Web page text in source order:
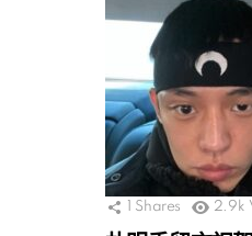
Shares 2.9k